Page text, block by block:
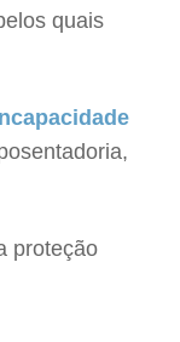
quais
proteção